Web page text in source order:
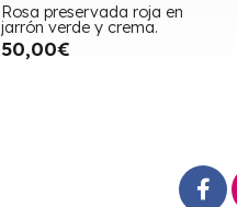
Rosa preservada roja en
jarrón verde y crema.
50,00€